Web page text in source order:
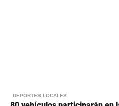
DEPORTES LOCALES